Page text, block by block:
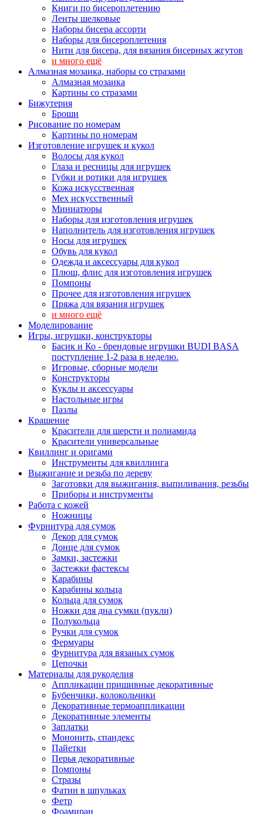
Книги по бисероплетению
Ленты шелковые
Наборы бисера ассорти
Наборы для бисероплетения
Нити для бисера, для вязания бисерных жгутов
и много ещё
Алмазная мозаика, наборы со стразами
Алмазная мозаика
Картины co стразами
Бижутерия
Броши
Рисование по номерам
Картины по номерам
Изготовление игрушек и кукол
Волосы для кукол
Глаза и ресницы для игрушек
Губки и ротики для игрушек
Кожа искусственная
Мех искусственный
Миниатюры
Наборы для изготовления игрушек
Наполнитель для изготовления игрушек
Носы для игрушек
Обувь для кукол
Одежда и аксессуары для кукол
Плюш, флис для изготовления игрушек
Помпоны
Прочее для изготовления игрушек
Пряжа для вязания игрушек
и много ещё
Моделирование
Игры, игрушки, конструкторы
Басик и Ко - брендовые игрушки BUDI BASA
поступление 1-2 раза в неделю.
Игровые, сборные модели
Конструкторы
Куклы и аксессуары
Настольные игры
Пазлы
Крашение
Красители для шерсти и полиамида
Красители универсальные
Квиллинг и оригами
Инструменты для квиллинга
Выжигание и резьба по дереву
Заготовки для выжигания, выпиливания, резьбы
Приборы и инструменты
Работа с кожей
Ножницы
Фурнитура для сумок
Декор для сумок
Донце для сумок
Замки, застежки
Застежки фастексы
Карабины
Карабины кольца
Кольца для сумок
Ножки для дна сумки (пукли)
Полукольца
Ручки для сумок
Фермуары
Фурнитура для вязаных сумок
Цепочки
Материалы для рукоделия
Аппликации пришивные декоративные
Бубенчики, колокольчики
Декоративные термоаппликации
Декоративные элементы
Заплатки
Мононить, спандекс
Пайетки
Перья декоративные
Помпоны
Стразы
Фатин в шпульках
Фетр
Фоамиран